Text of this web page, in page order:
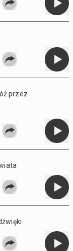
przez